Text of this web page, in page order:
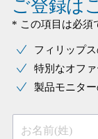
ご登録は
* この項目は必須
フィリップ
特別なオフ
製品モニタ
お名前(姓)